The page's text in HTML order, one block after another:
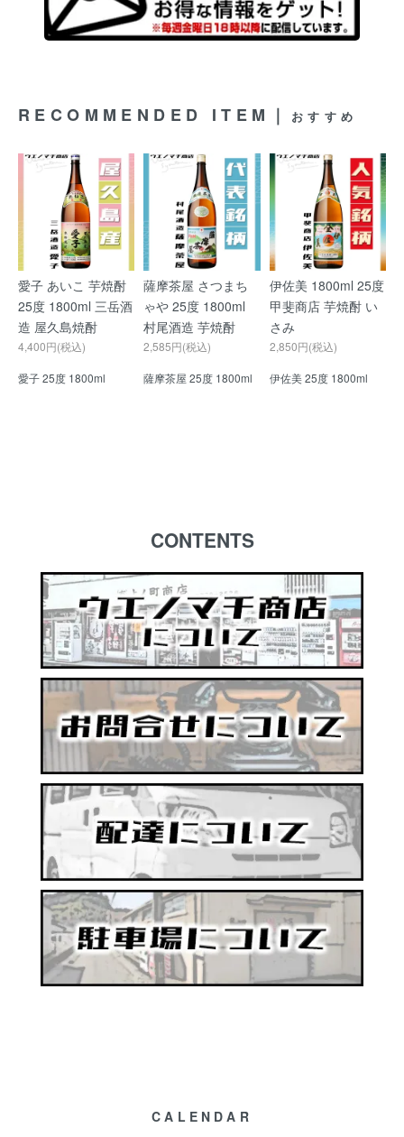
RECOMMENDED ITEM｜ おすすめ
愛子 あいこ 芋焼酎
25度 1800ml 三岳酒
造 屋久島焼酎
4,400円(税込)
愛子 25度 1800ml
薩摩茶屋 さつまち
ゃや 25度 1800ml
村尾酒造 芋焼酎
2,585円(税込)
薩摩茶屋 25度 1800ml
伊佐美 1800ml 25度
甲斐商店 芋焼酎 い
さみ
2,850円(税込)
伊佐美 25度 1800ml
CONTENTS
CALENDAR